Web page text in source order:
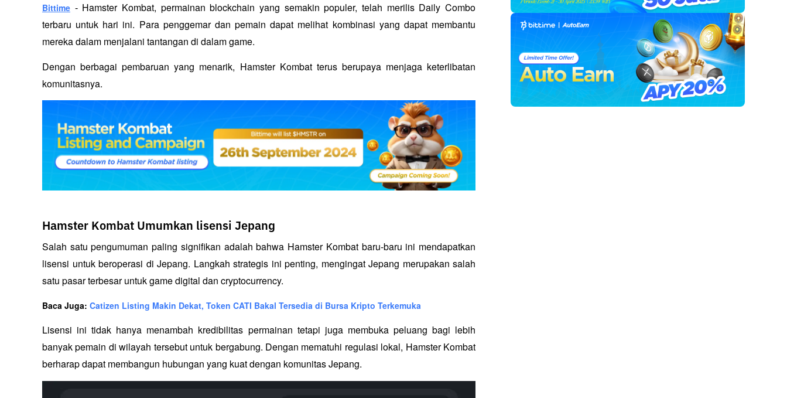
Bittime - Hamster Kombat, permainan blockchain yang semakin populer, telah merilis Daily Combo
terbaru untuk hari ini. Para penggemar dan pemain dapat melihat kombinasi yang dapat membantu
mereka dalam menjalani tantangan di dalam game.
Dengan berbagai pembaruan yang menarik, Hamster Kombat terus berupaya menjaga keterlibatan
komunitasnya.
Hamster Kombat Umumkan lisensi Jepang
Salah satu pengumuman paling signifikan adalah bahwa Hamster Kombat baru-baru ini mendapatkan
lisensi untuk beroperasi di Jepang. Langkah strategis ini penting, mengingat Jepang merupakan salah
satu pasar terbesar untuk game digital dan cryptocurrency.
Baca Juga: Catizen Listing Makin Dekat, Token CATI Bakal Tersedia di Bursa Kripto Terkemuka
Lisensi ini tidak hanya menambah kredibilitas permainan tetapi juga membuka peluang bagi lebih
banyak pemain di wilayah tersebut untuk bergabung. Dengan mematuhi regulasi lokal, Hamster Kombat
berharap dapat membangun hubungan yang kuat dengan komunitas Jepang.